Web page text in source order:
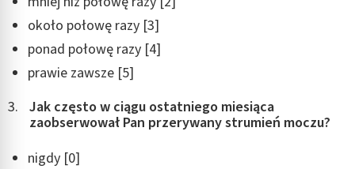
około połowę razy [3]
ponad połowę razy [4]
prawie zawsze [5]
Jak często w ciągu ostatniego miesiąca
zaobserwował Pan przerywany strumień moczu?
nigdy [0]